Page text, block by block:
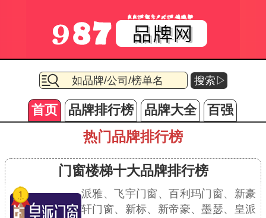
搜索▷
首页 品牌排行榜 品牌大全 百强
热门品牌排行榜
门窗楼梯十大品牌排行榜
派雅、飞宇门窗、百利玛门窗、新豪
轩门窗、新标、新帝豪、墨瑟、皇派